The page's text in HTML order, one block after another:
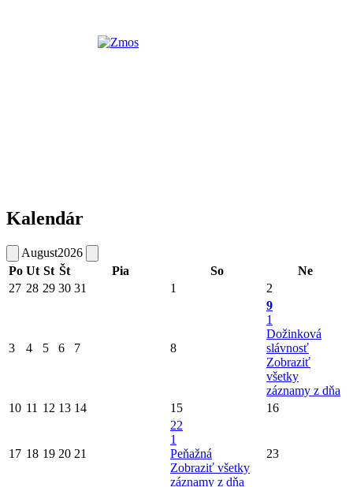
Kalendár
August2026
Po Ut St Št Pia So
Ne
27 28 29 30 31 1 2
3 4 5 6 7 8
9
1
Dožinková
slávnosť
Zobraziť
všetky
záznamy z dňa
10 11 12 13 14 15 16
17 18 19 20 21
22
1
Peňažná
Zobraziť všetky
záznamy z dňa
23